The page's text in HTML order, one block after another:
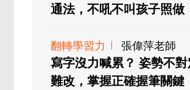
通法，不吼不叫孩子照做
翻轉學習力 張偉萍老師
寫字沒力喊累？ 姿勢不
難改，掌握正確握筆關鍵